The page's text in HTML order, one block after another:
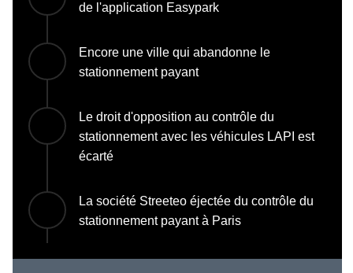
de l'application Easypark
Encore une ville qui abandonne le
stationnement payant
Le droit d'opposition au contrôle du
stationnement avec les véhicules LAPI est
écarté
La société Streeteo éjectée du contrôle du
stationnement payant à Paris